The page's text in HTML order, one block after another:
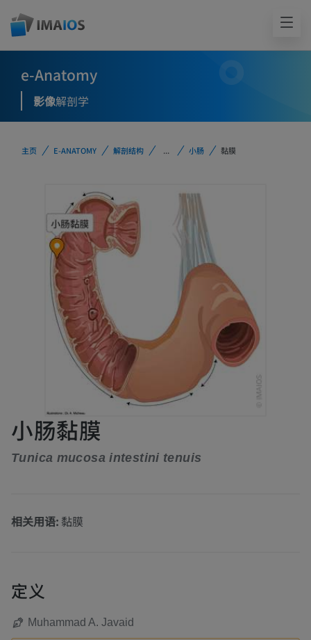
e-Anatomy
影像解剖学
主页 E-ANATOMY 解剖结构 ... 小肠 黏膜
小肠黏膜
Tunica mucosa intestini tenuis
相关用语: 黏膜
定义
Muhammad A. Javaid